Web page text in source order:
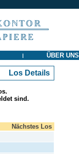
| ÜBER UNS
Los Details
sind.
Nächstes Los